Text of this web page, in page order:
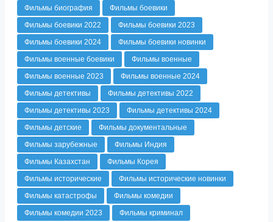
Фильмы биография
Фильмы боевики
Фильмы боевики 2022
Фильмы боевики 2023
Фильмы боевики 2024
Фильмы боевики новинки
Фильмы военные боевики
Фильмы военные
Фильмы военные 2023
Фильмы военные 2024
Фильмы детективы
Фильмы детективы 2022
Фильмы детективы 2023
Фильмы детективы 2024
Фильмы детские
Фильмы документальные
Фильмы зарубежные
Фильмы Индия
Фильмы Казахстан
Фильмы Корея
Фильмы исторические
Фильмы исторические новинки
Фильмы катастрофы
Фильмы комедии
Фильмы комедии 2023
Фильмы криминал